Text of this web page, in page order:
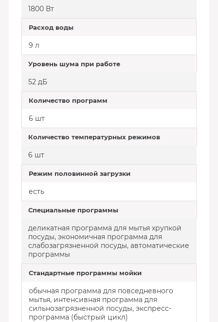
1800 Вт
Расход воды
9 л
Уровень шума при работе
52 дБ
Количество программ
6 шт
Количество температурных режимов
6 шт
Режим половинной загрузки
есть
Специальные программы
деликатная программа для мытья хрупкой
посуды, экономичная программа для
слабозагрязненной посуды, автоматические
программы
Стандартные программы мойки
обычная программа для повседневного
мытья, интенсивная программа для
сильнозагрязненной посуды, экспресс-
программа (быстрый цикл)